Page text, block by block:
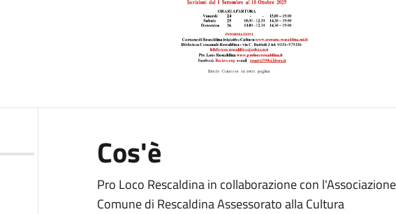
Cos'è
Pro Loco Rescaldina in collaborazione con
Comune di Rescaldina Assessorato alla Cultura